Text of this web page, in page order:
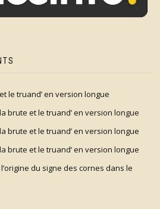
le truand’ en version longue
la brute et le truand’ en version longue
la brute et le truand’ en version longue
la brute et le truand’ en version longue
du signe des cornes dans le